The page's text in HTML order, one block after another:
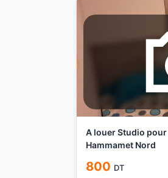
A louer Studio
Hammamet Nord
800 DT